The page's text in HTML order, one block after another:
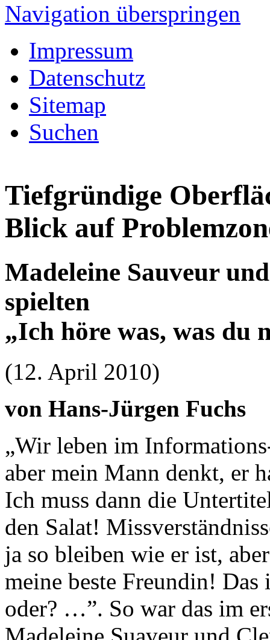
Navigation überspringen
Impressum
Datenschutz
Sitemap
Suchen
Tiefgründige
Blick auf
Madeleine Sauveur
spielten
„Ich höre was, was du
(12. April 2010)
von Hans-Jürgen Fuchs
„Wir leben im
aber mein Mann denkt, er
Ich muss dann die
den Salat!
ja so bleiben wie er ist,
meine beste Freundin!
oder? …”. So war das im